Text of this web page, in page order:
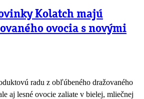
Kolatch majú
ovocia s novými
radu z obľúbeného dražovaného
aj lesné ovocie zaliate v bielej, mliečnej